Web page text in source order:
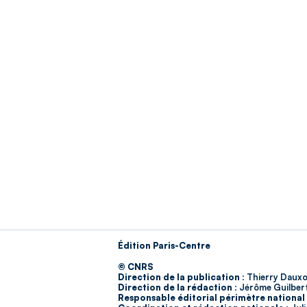
Édition Paris-Centre
© CNRS
Direction de la publication : Thierry
Direction de la rédaction : Jérôme
Responsable éditorial périmètre national